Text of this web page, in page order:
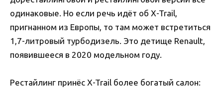
одинаковые. Но если речь идёт об X-Trail,
пригнанном из Европы, то там может встретиться
1,7-литровый турбодизель. Это детище Renault,
появившееся в 2020 модельном году.
Рестайлинг принёс X-Trail более богатый салон: